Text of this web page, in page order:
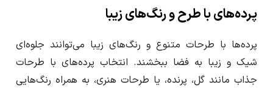
پرده‌های با طرح و رنگ‌های زیبا
پرده‌ها با طرحات متنوع و رنگ‌های زیبا می‌توانند جلوه‌ای
شیک و زیبا به فضا ببخشند. انتخاب پرده‌های با طرحات
جذاب مانند گل، پرنده، یا طرحات هنری، به همراه رنگ‌هایی